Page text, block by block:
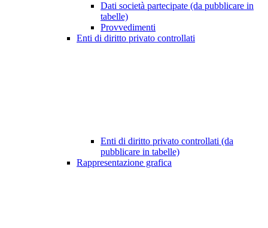
Dati società partecipate (da pubblicare in
tabelle)
Provvedimenti
Enti di diritto privato controllati
Enti di diritto privato controllati (da
pubblicare in tabelle)
Rappresentazione grafica